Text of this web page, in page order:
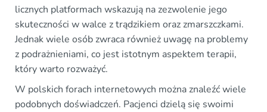
licznych platformach wskazują na zezwolenie jego
skuteczności w walce z trądzikiem oraz zmarszczkami.
Jednak wiele osób zwraca również uwagę na problemy
z podrażnieniami, co jest istotnym aspektem terapii,
który warto rozważyć.
W polskich forach internetowych można znaleźć wiele
podobnych doświadczeń. Pacjenci dzielą się swoimi